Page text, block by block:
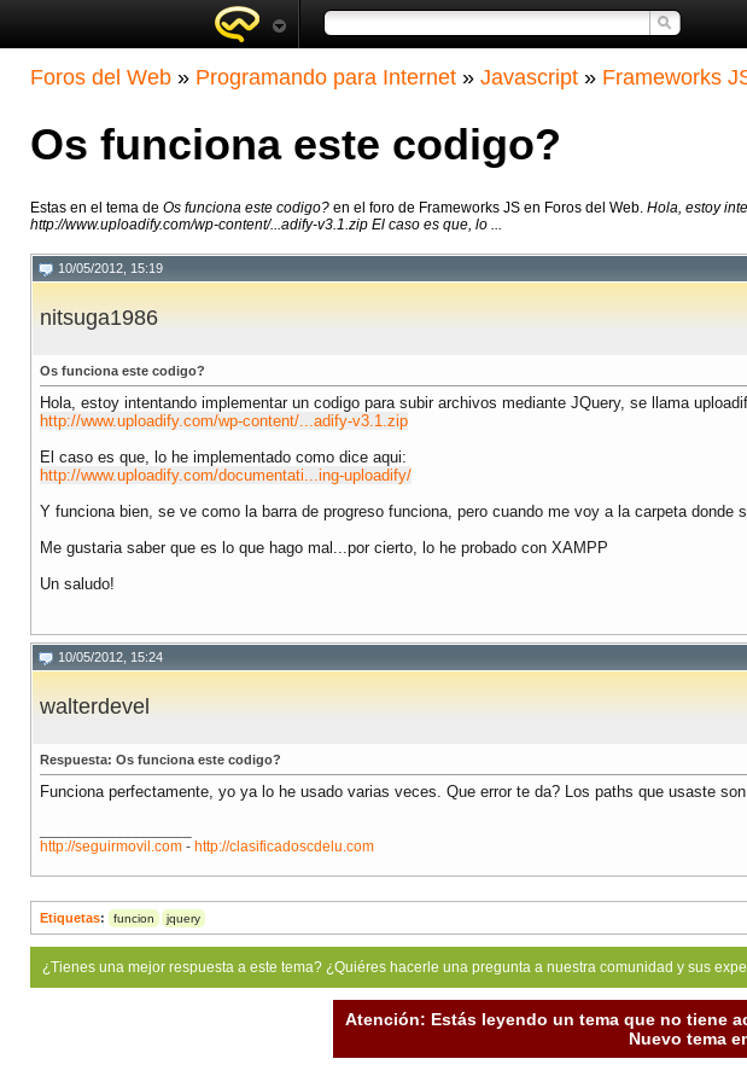
Foros del Web » Programando para Internet » Javascript » Frameworks
Os funciona este codigo?
Estas en el tema de Os funciona este codigo? en el foro de Frameworks JS en Foros del Web. Hola, estoy
http://www.uploadify.com/wp-content/...adify-v3.1.zip El caso es que, lo ...
10/05/2012, 15:19
nitsuga1986
Os funciona este codigo?
Hola, estoy intentando implementar un codigo para subir archivos mediante JQuery, se llama
http://www.uploadify.com/wp-content/...adify-v3.1.zip
El caso es que, lo he implementado como dice aqui:
http://www.uploadify.com/documentati...ing-uploadify/
Y funciona bien, se ve como la barra de progreso funciona, pero cuando me voy a la carpeta
Me gustaria saber que es lo que hago mal...por cierto, lo he probado con XAMPP
Un saludo!
10/05/2012, 15:24
walterdevel
Respuesta: Os funciona este codigo?
Funciona perfectamente, yo ya lo he usado varias veces. Que error te da? Los paths que usaste
http://seguirmovil.com - http://clasificadoscdelu.com
Etiquetas: funcion jquery
¿Tienes una mejor respuesta a este tema? ¿Quiéres hacerle una pregunta a nuestra comunidad y sus
Atención: Estás leyendo un tema que no tiene
Nuevo tema